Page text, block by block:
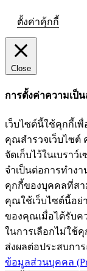
ตั้งค่าคุ้กกี้
Close
การตั้งค่าความเป็
เว็บไซต์นี้ใช้คุกกี้
คุณสำรวจเว็บไซต์
จัดเก็บไว้ในเบรา
จำเป็นต่อการทำง
คุกกี้ของบุคคลที่สา
คุณใช้เว็บไซต์นี้อย่า
ของคุณเมื่อได้รับค
ในการเลือกไม่ใช้
ส่งผลต่อประสบกา
ข้อมูลส่วนบุคคล